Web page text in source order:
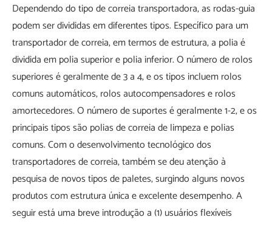
Dependendo do tipo de correia transportadora, as rodas-guia
podem ser divididas em diferentes tipos. Específico para um
transportador de correia, em termos de estrutura, a polia é
dividida em polia superior e polia inferior. O número de rolos
superiores é geralmente de 3 a 4, e os tipos incluem rolos
comuns automáticos, rolos autocompensadores e rolos
amortecedores. O número de suportes é geralmente 1-2, e os
principais tipos são polias de correia de limpeza e polias
comuns. Com o desenvolvimento tecnológico dos
transportadores de correia, também se deu atenção à
pesquisa de novos tipos de paletes, surgindo alguns novos
produtos com estrutura única e excelente desempenho. A
seguir está uma breve introdução a (1) usuários flexíveis